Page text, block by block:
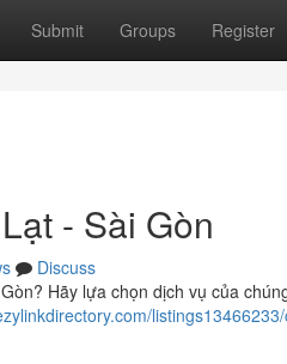
Submit Groups Register
- Sài Gòn
Discuss
Hãy lựa chọn dịch vụ của